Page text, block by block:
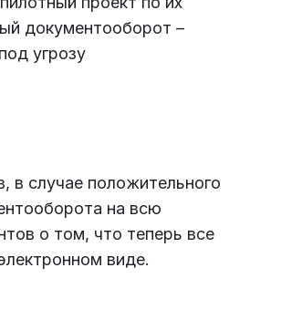
документооборот –
угрозу
в случае положительного
на всю
о том, что теперь все
виде.